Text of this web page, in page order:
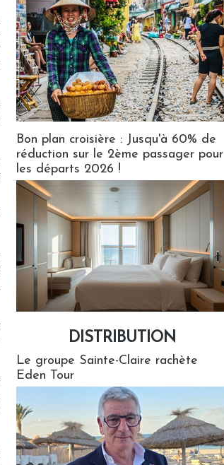
Bon plan croisière : Jusqu'à 60% de
réduction sur le 2ème passager pour
les départs 2026 !
DISTRIBUTION
Le groupe Sainte-Claire rachète
Eden Tour